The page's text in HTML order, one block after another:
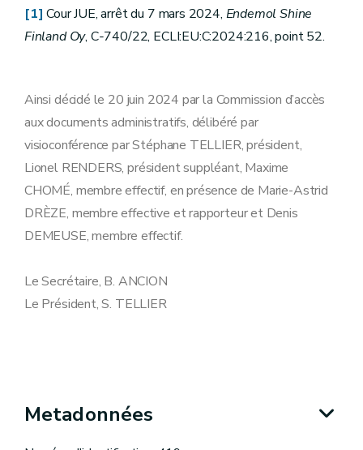
[1] Cour JUE, arrêt du 7 mars 2024, Endemol Shine
Finland Oy, C‑740/22, ECLI:EU:C:2024:216, point 52.
Ainsi décidé le 20 juin 2024 par la Commission d’accès
aux documents administratifs, délibéré par
visioconférence par Stéphane TELLIER, président,
Lionel RENDERS, président suppléant, Maxime
CHOMÉ, membre effectif, en présence de Marie-Astrid
DRÈZE, membre effective et rapporteur et Denis
DEMEUSE, membre effectif.
Le Secrétaire, B. ANCION
Le Président, S. TELLIER
Metadonnées